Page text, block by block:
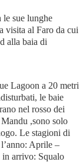
le sue lunghe
visita al Faro da cui
alla baia di
Lagoon a 20 metri
le baie
nel rosso dei
,sono solo
Le stagioni di
Aprile –
in arrivo: Squalo